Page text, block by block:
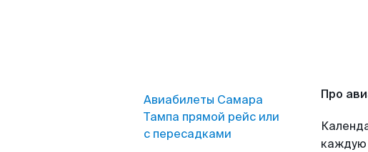
Авиабилеты Самара
Тампа прямой рейс или
с пересадками
Про
каждую